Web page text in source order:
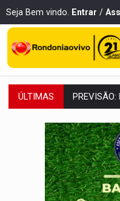
Seja Bem vindo. Entrar /
ÚLTIMAS
AGOSTO